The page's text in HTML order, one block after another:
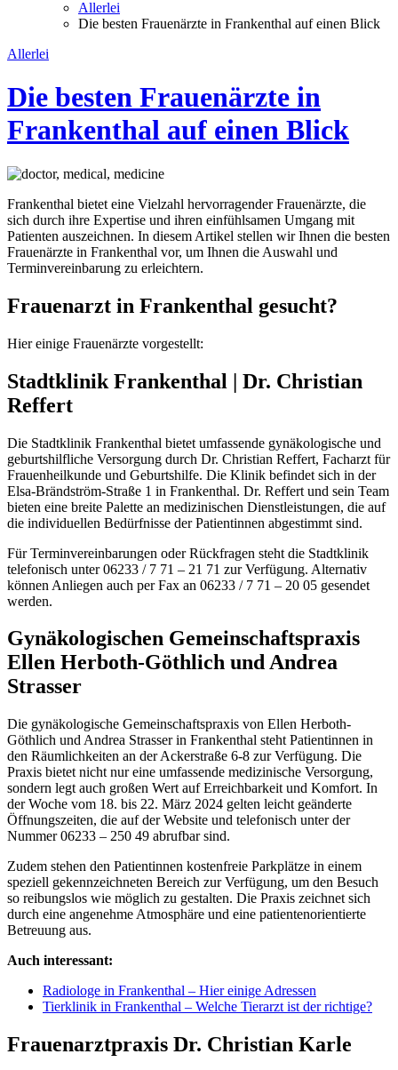
Allerlei
Die besten Frauenärzte in Frankenthal auf einen Blick
Allerlei
Die besten Frauenärzte in
Frankenthal auf einen Blick
Frankenthal bietet eine Vielzahl hervorragender Frauenärzte, die
sich durch ihre Expertise und ihren einfühlsamen Umgang mit
Patienten auszeichnen. In diesem Artikel stellen wir Ihnen die besten
Frauenärzte in Frankenthal vor, um Ihnen die Auswahl und
Terminvereinbarung zu erleichtern.
Frauenarzt in Frankenthal gesucht?
Hier einige Frauenärzte vorgestellt:
Stadtklinik Frankenthal | Dr. Christian
Reffert
Die Stadtklinik Frankenthal bietet umfassende gynäkologische und
geburtshilfliche Versorgung durch Dr. Christian Reffert, Facharzt für
Frauenheilkunde und Geburtshilfe. Die Klinik befindet sich in der
Elsa-Brändström-Straße 1 in Frankenthal. Dr. Reffert und sein Team
bieten eine breite Palette an medizinischen Dienstleistungen, die auf
die individuellen Bedürfnisse der Patientinnen abgestimmt sind.
Für Terminvereinbarungen oder Rückfragen steht die Stadtklinik
telefonisch unter 06233 / 7 71 – 21 71 zur Verfügung. Alternativ
können Anliegen auch per Fax an 06233 / 7 71 – 20 05 gesendet
werden.
Gynäkologischen Gemeinschaftspraxis
Ellen Herboth-Göthlich und Andrea
Strasser
Die gynäkologische Gemeinschaftspraxis von Ellen Herboth-
Göthlich und Andrea Strasser in Frankenthal steht Patientinnen in
den Räumlichkeiten an der Ackerstraße 6-8 zur Verfügung. Die
Praxis bietet nicht nur eine umfassende medizinische Versorgung,
sondern legt auch großen Wert auf Erreichbarkeit und Komfort. In
der Woche vom 18. bis 22. März 2024 gelten leicht geänderte
Öffnungszeiten, die auf der Website und telefonisch unter der
Nummer 06233 – 250 49 abrufbar sind.
Zudem stehen den Patientinnen kostenfreie Parkplätze in einem
speziell gekennzeichneten Bereich zur Verfügung, um den Besuch
so reibungslos wie möglich zu gestalten. Die Praxis zeichnet sich
durch eine angenehme Atmosphäre und eine patientenorientierte
Betreuung aus.
Auch interessant:
Radiologe in Frankenthal – Hier einige Adressen
Tierklinik in Frankenthal – Welche Tierarzt ist der richtige?
Frauenarztpraxis Dr. Christian Karle